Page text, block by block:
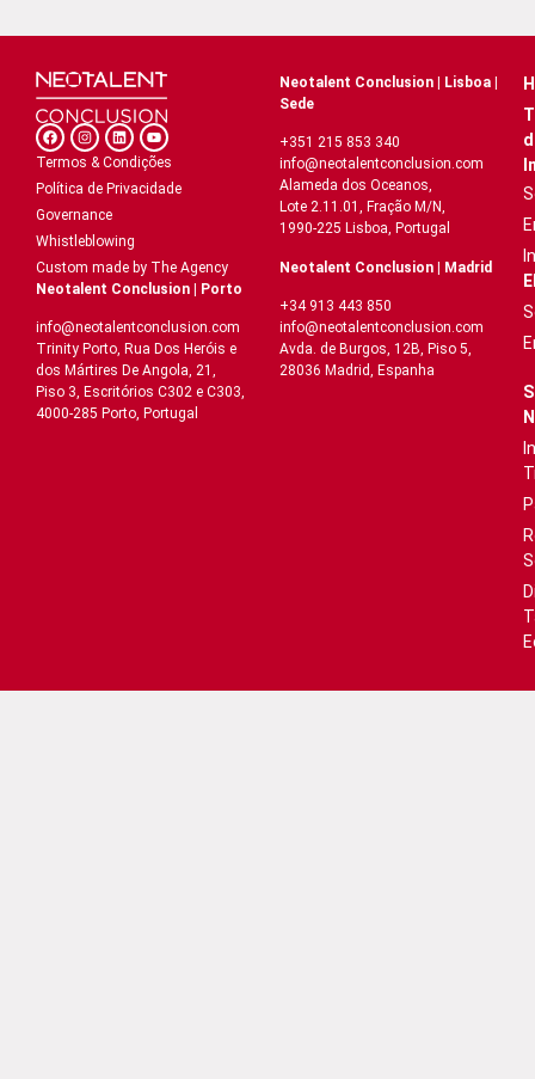
Termos & Condições
Política de Privacidade
Governance
Whistleblowing
Custom made by The Agency
Neotalent Conclusion | Porto
info@neotalentconclusion.com
Trinity Porto, Rua Dos Heróis e
dos Mártires De Angola, 21,
Piso 3, Escritórios C302 e C303,
4000-285 Porto, Portugal
Neotalent Conclusion | Lisboa |
Sede
+351 215 853 340
info@neotalentconclusion.com
Alameda dos Oceanos,
Lote 2.11.01, Fração M/N,
1990-225 Lisboa, Portugal
Neotalent Conclusion | Madrid
+34 913 443 850
info@neotalentconclusion.com
Avda. de Burgos, 12B, Piso 5,
28036 Madrid, Espanha